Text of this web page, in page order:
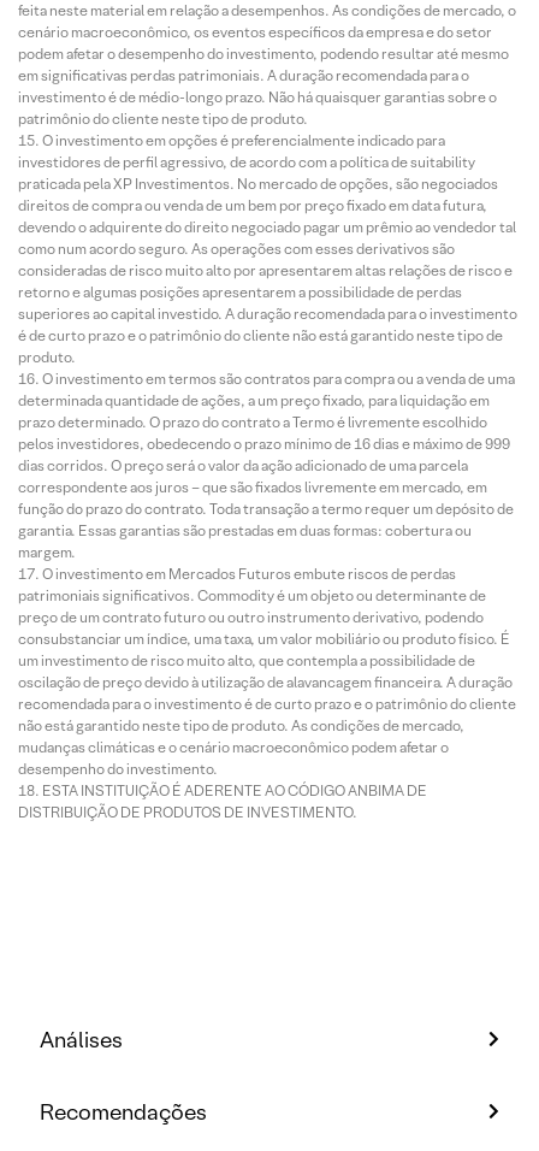
feita neste material em relação a desempenhos. As condições de mercado, o
cenário macroeconômico, os eventos específicos da empresa e do setor
podem afetar o desempenho do investimento, podendo resultar até mesmo
em significativas perdas patrimoniais. A duração recomendada para o
investimento é de médio-longo prazo. Não há quaisquer garantias sobre o
patrimônio do cliente neste tipo de produto.
O investimento em opções é preferencialmente indicado para
investidores de perfil agressivo, de acordo com a política de suitability
praticada pela XP Investimentos. No mercado de opções, são negociados
direitos de compra ou venda de um bem por preço fixado em data futura,
devendo o adquirente do direito negociado pagar um prêmio ao vendedor tal
como num acordo seguro. As operações com esses derivativos são
consideradas de risco muito alto por apresentarem altas relações de risco e
retorno e algumas posições apresentarem a possibilidade de perdas
superiores ao capital investido. A duração recomendada para o investimento
é de curto prazo e o patrimônio do cliente não está garantido neste tipo de
produto.
O investimento em termos são contratos para compra ou a venda de uma
determinada quantidade de ações, a um preço fixado, para liquidação em
prazo determinado. O prazo do contrato a Termo é livremente escolhido
pelos investidores, obedecendo o prazo mínimo de 16 dias e máximo de 999
dias corridos. O preço será o valor da ação adicionado de uma parcela
correspondente aos juros – que são fixados livremente em mercado, em
função do prazo do contrato. Toda transação a termo requer um depósito de
garantia. Essas garantias são prestadas em duas formas: cobertura ou
margem.
O investimento em Mercados Futuros embute riscos de perdas
patrimoniais significativos. Commodity é um objeto ou determinante de
preço de um contrato futuro ou outro instrumento derivativo, podendo
consubstanciar um índice, uma taxa, um valor mobiliário ou produto físico. É
um investimento de risco muito alto, que contempla a possibilidade de
oscilação de preço devido à utilização de alavancagem financeira. A duração
recomendada para o investimento é de curto prazo e o patrimônio do cliente
não está garantido neste tipo de produto. As condições de mercado,
mudanças climáticas e o cenário macroeconômico podem afetar o
desempenho do investimento.
ESTA INSTITUIÇÃO É ADERENTE AO CÓDIGO ANBIMA DE
DISTRIBUIÇÃO DE PRODUTOS DE INVESTIMENTO.
Análises
Recomendações